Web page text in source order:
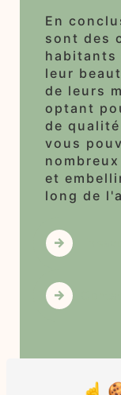
En
sont des
habitants
leur
de leurs
optant
de
vous
et
long de